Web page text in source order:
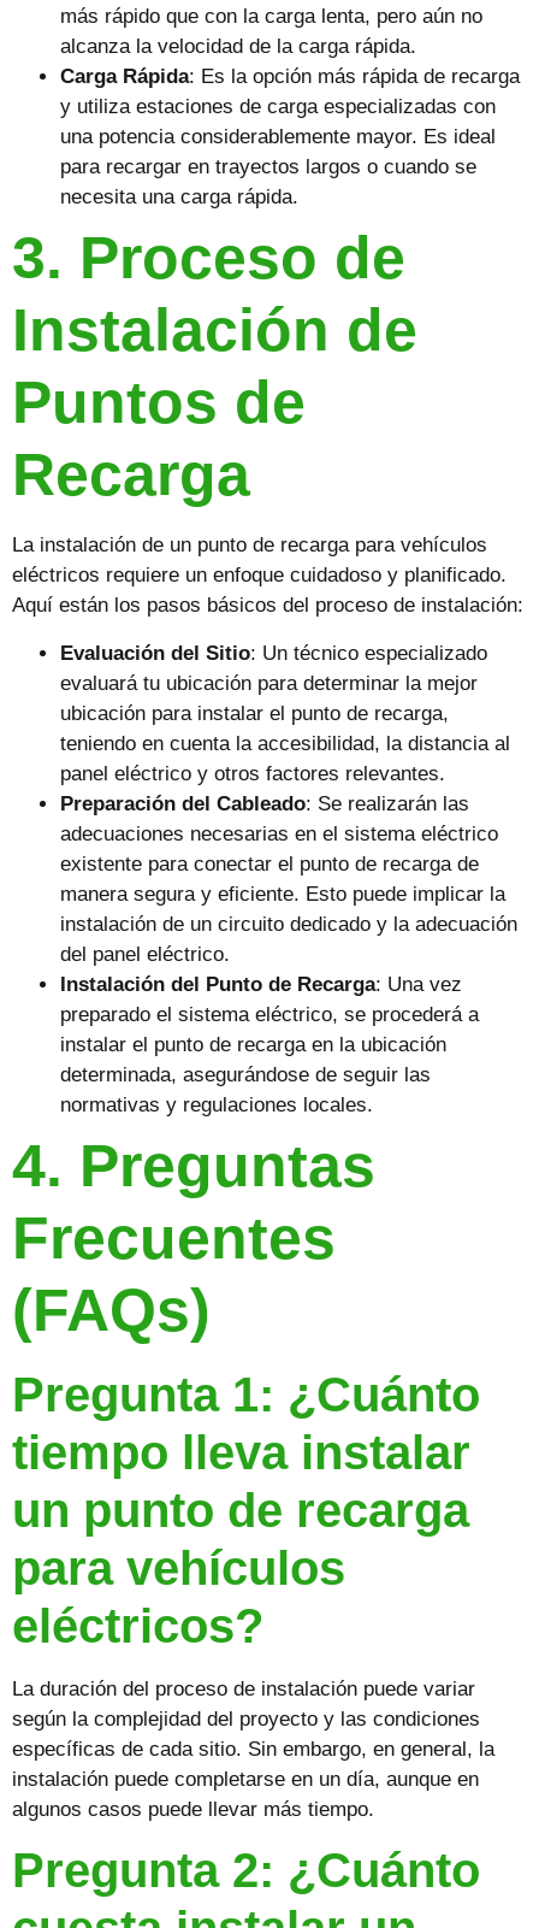
más rápido que con la carga lenta, pero aún no
alcanza la velocidad de la carga rápida.
Carga Rápida: Es la opción más rápida de recarga
y utiliza estaciones de carga especializadas con
una potencia considerablemente mayor. Es ideal
para recargar en trayectos largos o cuando se
necesita una carga rápida.
3. Proceso de
Instalación de
Puntos de
Recarga
La instalación de un punto de recarga para vehículos
eléctricos requiere un enfoque cuidadoso y planificado.
Aquí están los pasos básicos del proceso de instalación:
Evaluación del Sitio: Un técnico especializado
evaluará tu ubicación para determinar la mejor
ubicación para instalar el punto de recarga,
teniendo en cuenta la accesibilidad, la distancia al
panel eléctrico y otros factores relevantes.
Preparación del Cableado: Se realizarán las
adecuaciones necesarias en el sistema eléctrico
existente para conectar el punto de recarga de
manera segura y eficiente. Esto puede implicar la
instalación de un circuito dedicado y la adecuación
del panel eléctrico.
Instalación del Punto de Recarga: Una vez
preparado el sistema eléctrico, se procederá a
instalar el punto de recarga en la ubicación
determinada, asegurándose de seguir las
normativas y regulaciones locales.
4. Preguntas
Frecuentes
(FAQs)
Pregunta 1: ¿Cuánto
tiempo lleva instalar
un punto de recarga
para vehículos
eléctricos?
La duración del proceso de instalación puede variar
según la complejidad del proyecto y las condiciones
específicas de cada sitio. Sin embargo, en general, la
instalación puede completarse en un día, aunque en
algunos casos puede llevar más tiempo.
Pregunta 2: ¿Cuánto